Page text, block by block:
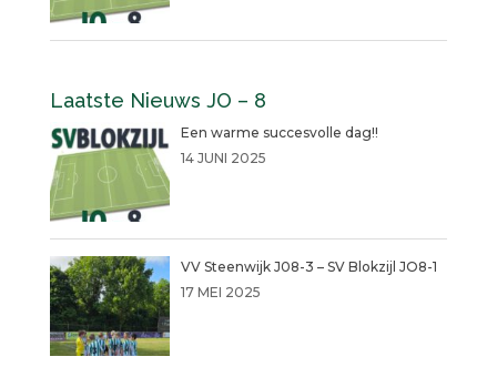
Laatste Nieuws JO – 8
Een warme succesvolle dag!!
14 JUNI 2025
VV Steenwijk J08-3 – SV Blokzijl JO8-1
17 MEI 2025